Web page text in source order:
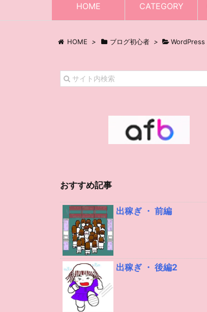
HOME CATEGORY
HOME > ブログ初心者 > WordPress
おすすめ記事
出稼ぎ ・ 前編
出稼ぎ ・ 後編2